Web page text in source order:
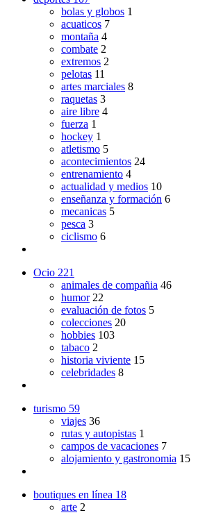
bolas y globos 1
acuaticos 7
montaña 4
combate 2
extremos 2
pelotas 11
artes marciales 8
raquetas 3
aire libre 4
fuerza 1
hockey 1
atletismo 5
acontecimientos 24
entrenamiento 4
actualidad y medios 10
enseñanza y formación 6
mecanicas 5
pesca 3
ciclismo 6
Ocio 221
animales de compañia 46
humor 22
evaluación de fotos 5
colecciones 20
hobbies 103
tabaco 2
historia viviente 15
celebridades 8
turismo 59
viajes 36
rutas y autopistas 1
campos de vacaciones 7
alojamiento y gastronomia 15
boutiques en línea 18
arte 2